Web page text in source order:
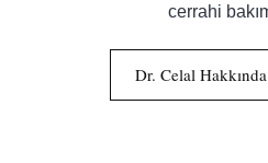
cerrahi
Dr. Celal